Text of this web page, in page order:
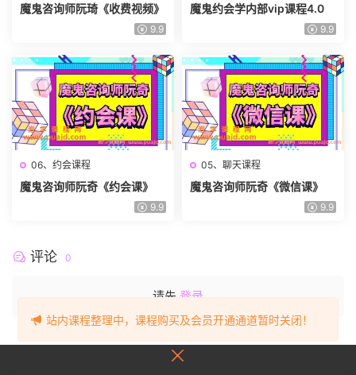
魔鬼咨询师阮琦《收费视频》
9.9
魔鬼约会学内部vip课程4.0
9.9
06、约会课程
魔鬼咨询师阮奇《约会课》
9.9
05、聊天课程
魔鬼咨询师阮奇《微信课》
9.9
评论 0
请先登录
站内课程整理中，课程购买及会员开通通道暂时关闭！